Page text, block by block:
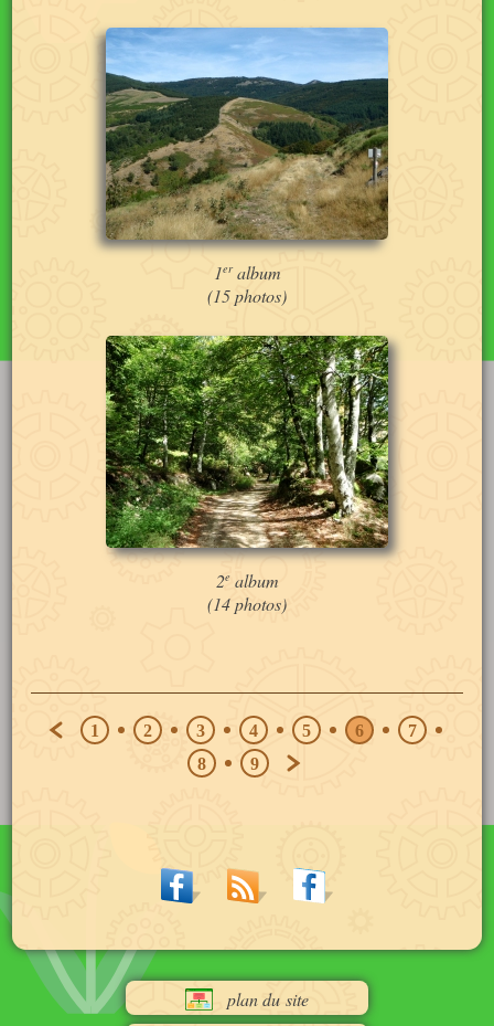
1eralbum
(15 photos)
2ealbum
(14 photos)
1 2 3 4 5 6
7
8
9
plan du site